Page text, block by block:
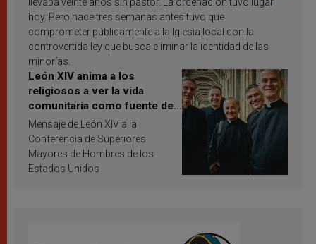
llevaba veinte años sin pastor. La ordenación tuvo lugar
hoy. Pero hace tres semanas antes tuvo que
comprometer públicamente a la Iglesia local con la
controvertida ley que busca eliminar la identidad de las
minorías.
León XIV anima a los
religiosos a ver la vida
comunitaria como fuente de
inspiración y santificación
Mensaje de León XIV a la
Conferencia de Superiores
Mayores de Hombres de los
Estados Unidos